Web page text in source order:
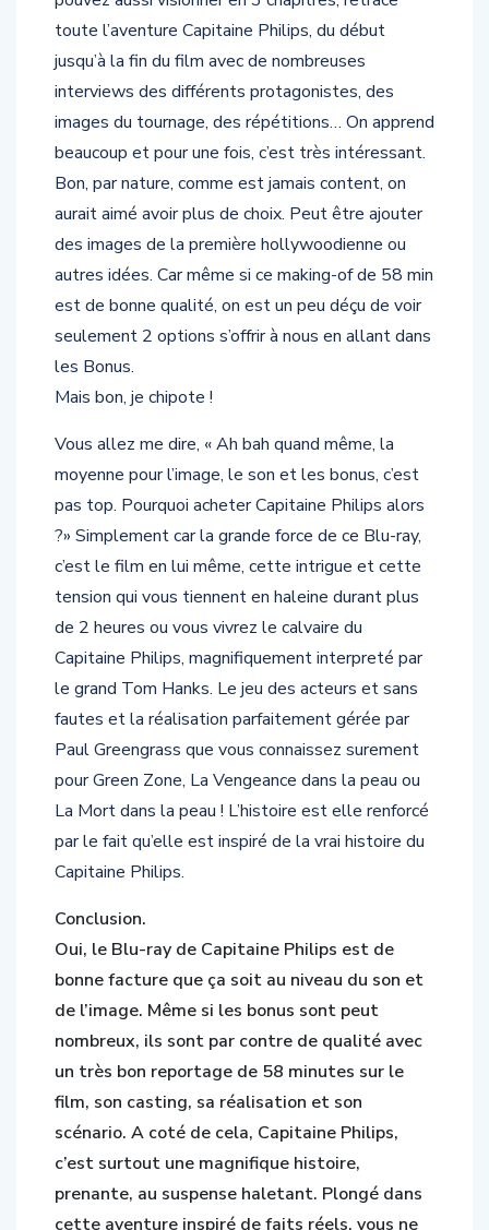
pouvez aussi visionner en 3 chapitres, retrace
toute l’aventure Capitaine Philips, du début
jusqu’à la fin du film avec de nombreuses
interviews des différents protagonistes, des
images du tournage, des répétitions… On apprend
beaucoup et pour une fois, c’est très intéressant.
Bon, par nature, comme est jamais content, on
aurait aimé avoir plus de choix. Peut être ajouter
des images de la première hollywoodienne ou
autres idées. Car même si ce making-of de 58 min
est de bonne qualité, on est un peu déçu de voir
seulement 2 options s’offrir à nous en allant dans
les Bonus.
Vous allez me dire, « Ah bah quand même, la
moyenne pour l’image, le son et les bonus, c’est
pas top. Pourquoi acheter Capitaine Philips alors
?» Simplement car la grande force de ce Blu-ray,
c’est le film en lui même, cette intrigue et cette
tension qui vous tiennent en haleine durant plus
de 2 heures ou vous vivrez le calvaire du
Capitaine Philips, magnifiquement interpreté par
le grand Tom Hanks. Le jeu des acteurs et sans
fautes et la réalisation parfaitement gérée par
Paul Greengrass que vous connaissez surement
pour Green Zone, La Vengeance dans la peau ou
La Mort dans la peau ! L’histoire est elle renforcé
par le fait qu’elle est inspiré de la vrai histoire du
Conclusion.
Oui, le Blu-ray de Capitaine Philips est de
bonne facture que ça soit au niveau du son et
de l’image. Même si les bonus sont peut
nombreux, ils sont par contre de qualité avec
un très bon reportage de 58 minutes sur le
film, son casting, sa réalisation et son
scénario. A coté de cela, Capitaine Philips,
c’est surtout une magnifique histoire,
prenante, au suspense haletant. Plongé dans